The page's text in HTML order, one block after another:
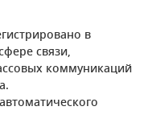
в
связи,
коммуникаций